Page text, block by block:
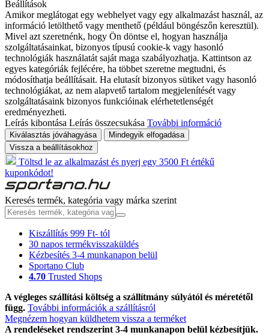
Beállítások
Amikor meglátogat egy webhelyet vagy egy alkalmazást használ, az
információ letölthető vagy menthető (például böngészőn keresztül).
Mivel azt szeretnénk, hogy Ön döntse el, hogyan használja
szolgáltatásainkat, bizonyos típusú cookie-k vagy hasonló
technológiák használatát saját maga szabályozhatja. Kattintson az
egyes kategóriák fejlécére, ha többet szeretne megtudni, és
módosíthatja beállításait. Ha elutasít bizonyos sütiket vagy hasonló
technológiákat, az nem alapvető tartalom megjelenítését vagy
szolgáltatásaink bizonyos funkcióinak elérhetetlenségét
eredményezheti.
Leírás kibontása Leírás összecsukása További információ
Kiválasztás jóváhagyása
Mindegyik elfogadása
Vissza a beállításokhoz
Töltsd le az alkalmazást és nyerj egy 3500 Ft értékű
kuponkódot!
Keresés termék, kategória vagy márka szerint
Kiszállítás 999 Ft- tól
30 napos termékvisszaküldés
Kézbesítés 3-4 munkanapon belül
Sportano Club
4.70 Trusted Shops
A végleges szállítási költség a szállítmány súlyától és méretétől
függ. További információk a szállításról
Megnézem hogyan küldhetem vissza a terméket
A rendeléseket rendszerint 3-4 munkanapon belül kézbesítjük.